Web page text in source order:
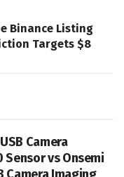
Binance Listing
Targets $8
Camera
Sensor vs Onsemi